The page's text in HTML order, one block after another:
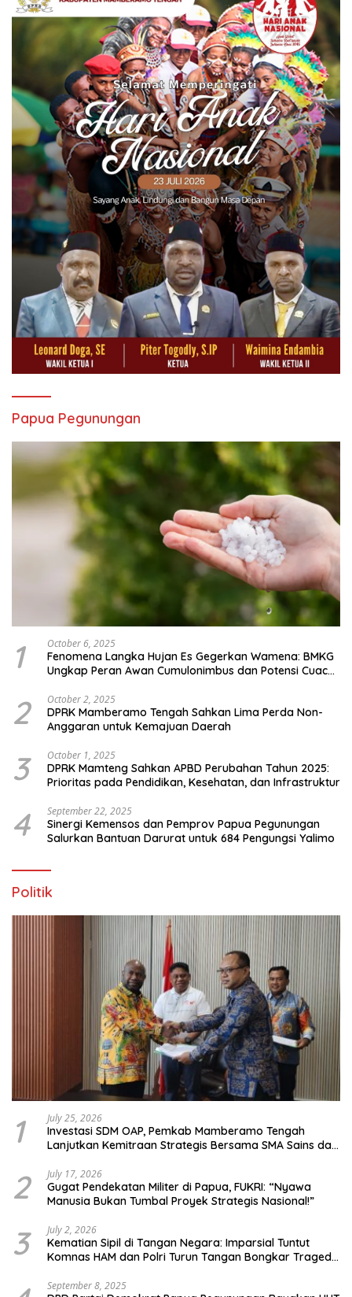
Papua Pegunungan
1 October 6, 2025
Fenomena Langka Hujan Es Gegerkan Wamena: BMKG
Ungkap Peran Awan Cumulonimbus dan Potensi Cuaca
2 October 2, 2025
DPRK Mamberamo Tengah Sahkan Lima Perda Non-
Anggaran untuk Kemajuan Daerah
3 October 1, 2025
DPRK Mamteng Sahkan APBD Perubahan Tahun 2025:
Prioritas pada Pendidikan, Kesehatan, dan Infrastruktur
4 September 22, 2025
Sinergi Kemensos dan Pemprov Papua Pegunungan
Salurkan Bantuan Darurat untuk 684 Pengungsi Yalimo
Politik
1 July 25, 2026
Investasi SDM OAP, Pemkab Mamberamo Tengah
Lanjutkan Kemitraan Strategis Bersama SMA Sains dan
2 July 17, 2026
Gugat Pendekatan Militer di Papua, FUKRI: “Nyawa
Manusia Bukan Tumbal Proyek Strategis Nasional!”
3 July 2, 2026
Kematian Sipil di Tangan Negara: Imparsial Tuntut
Komnas HAM dan Polri Turun Tangan Bongkar Tragedi
September 8, 2025